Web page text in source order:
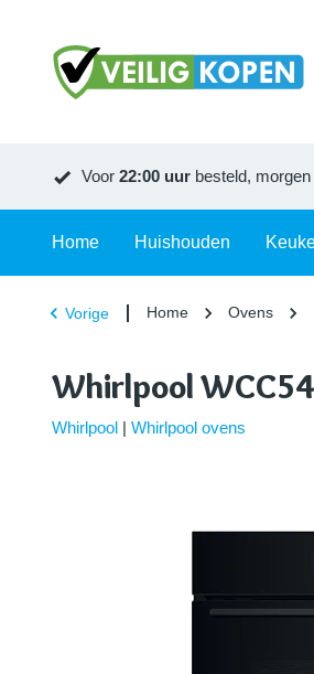
Voor 22:00 uur besteld, morgen
Home Huishouden
Vorige Home Ovens
Whirlpool
Whirlpool | Whirlpool ovens